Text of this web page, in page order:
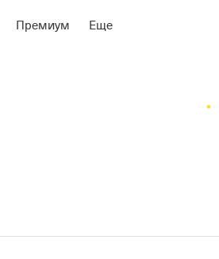
Премиум Еще